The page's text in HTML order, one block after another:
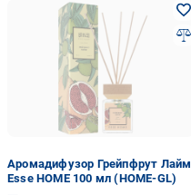
Аромадифузор Грейпфрут Лайм
Esse HOME 100 мл (HOME-GL)